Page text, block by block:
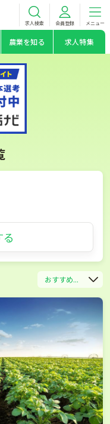
求人検索 会員登録 メニュー
農業を知る 求人特集
おすすめ...